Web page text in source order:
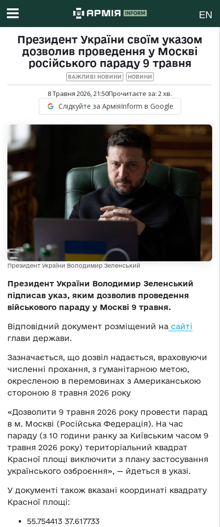
EN
Президент України своїм указом
дозволив проведення у Москві
російського параду 9 травня
ВАЖЛИВІ НОВИНИ НОВИНИ
8 Травня 2026, 21:50Прочитаєте за: 2хв.
Слідкуйте за АрміяInform в Google
Президент України Володимир Зеленський
Президент України Володимир Зеленський
підписав указ, яким дозволив проведення
військового параду у Москві 9 травня.
Відповідний документ розміщений на сайті
глави держави.
Зазначається, що дозвіл надається, враховуючи
численні прохання, з гуманітарною метою,
окресленою в перемовинах з Американською
стороною 8 травня 2026 року
«Дозволити 9 травня 2026 року провести парад
в м. Москві (Російська Федерація). На час
параду (з 10 години ранку за Київським часом 9
травня 2026 року) територіальний квадрат
Красної площі виключити з плану застосування
українського озброєння», — йдеться в указі.
У документі також вказані координаті квадрату
Красної площі:
55.754413 37.617733